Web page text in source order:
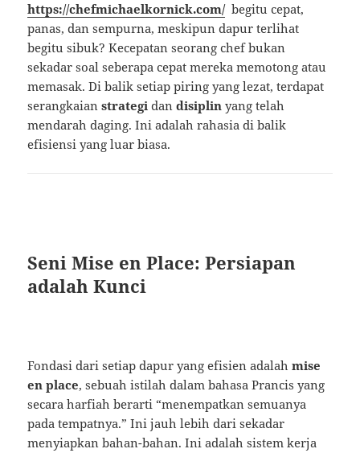
https://chefmichaelkornick.com/begitu cepat,
panas, dan sempurna, meskipun dapur terlihat
begitu sibuk? Kecepatan seorang chef bukan
sekadar soal seberapa cepat mereka memotong atau
memasak. Di balik setiap piring yang lezat, terdapat
serangkaianstrategi dandisiplin yang telah
mendarah daging. Ini adalah rahasia di balik
efisiensi yang luar biasa.
Seni Mise en Place: Persiapan
adalah Kunci
Fondasi dari setiap dapur yang efisien adalahmise
en place, sebuah istilah dalam bahasa Prancis yang
secara harfiah berarti “menempatkan semuanya
pada tempatnya.” Ini jauh lebih dari sekadar
menyiapkan bahan-bahan. Ini adalah sistem kerja